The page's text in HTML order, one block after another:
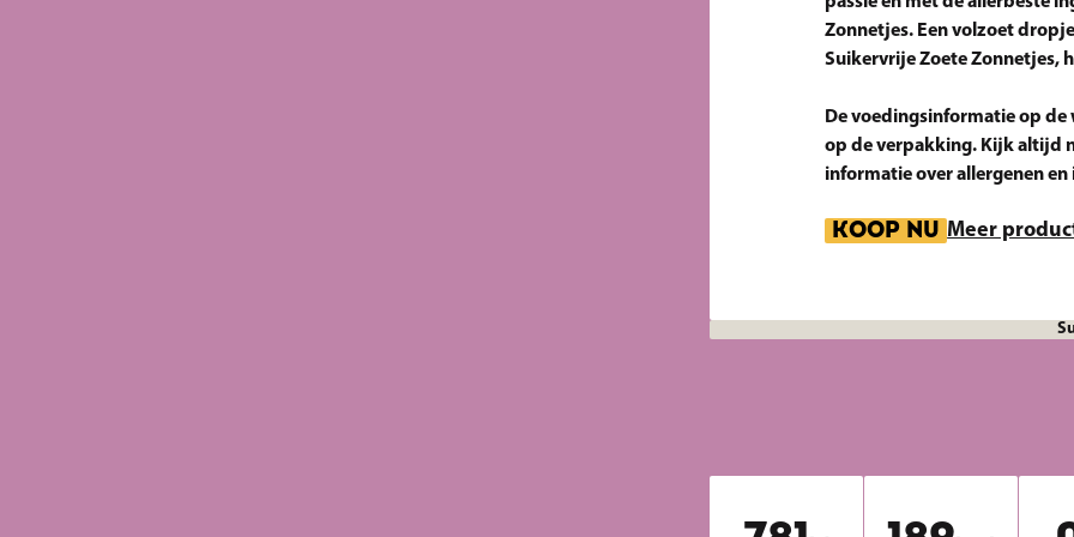
Zonnetjes. Een volzoet
Suikervrije Zoete Zonnetjes,
De voedingsinformatie op
op de verpakking. Kijk altijd
informatie over allergenen
KOOP NU Meer